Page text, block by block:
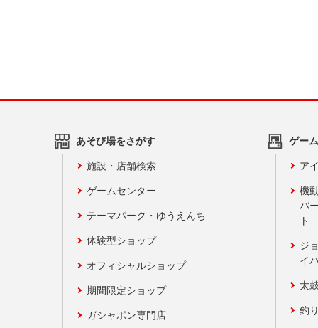
あそび場をさがす
施設・店舗検索
ゲームセンター
テーマパーク・ゆうえんち
体験型ショップ
オフィシャルショップ
期間限定ショップ
ガシャポン専門店
ゲー
ア
機
バ
ト
ジ
イ
太
釣